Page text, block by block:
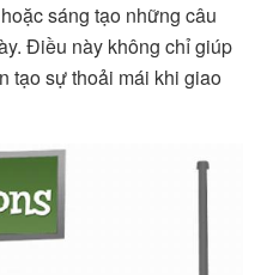
sáng tạo những câu
Điều này không chỉ giúp
tạo sự thoải mái khi giao